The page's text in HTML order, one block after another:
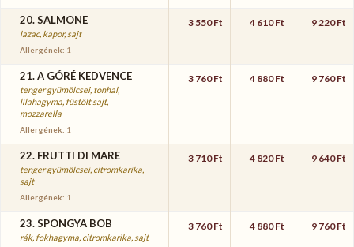
20. SALMONE
lazac, kapor, sajt
Allergének: 1
3 550 Ft 4 610 Ft 9 220 Ft
21. A GÓRÉ KEDVENCE
tenger gyümölcsei, tonhal,
lilahagyma, füstölt sajt,
mozzarella
Allergének: 1
3 760 Ft 4 880 Ft 9 760 Ft
22. FRUTTI DI MARE
tenger gyümölcsei, citromkarika,
sajt
Allergének: 1
3 710 Ft 4 820 Ft 9 640 Ft
23. SPONGYA BOB
rák, fokhagyma, citromkarika, sajt
3 760 Ft 4 880 Ft 9 760 Ft